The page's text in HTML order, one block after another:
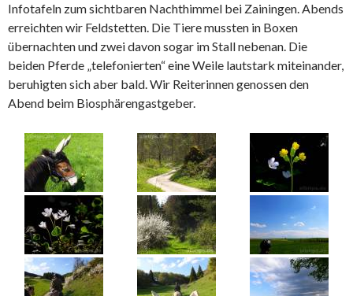
Infotafeln zum sichtbaren Nachthimmel bei Zainingen. Abends
erreichten wir Feldstetten. Die Tiere mussten in Boxen
übernachten und zwei davon sogar im Stall nebenan. Die
beiden Pferde „telefonierten“ eine Weile lautstark miteinander,
beruhigten sich aber bald. Wir Reiterinnen genossen den
Abend beim Biosphärengastgeber.